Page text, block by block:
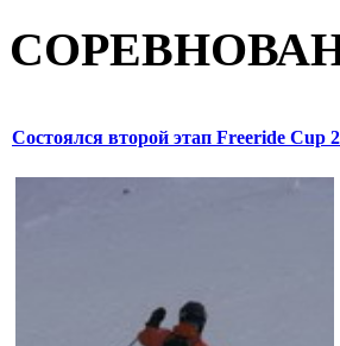
Состоялся второй этап Freeride Cup